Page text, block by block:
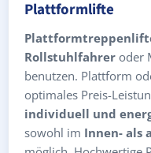
Plattformlifte
Rollstuhlfahrer oder
benutzen. Plattform
optimales Preis-
individuell und
sowohl im Innen- als